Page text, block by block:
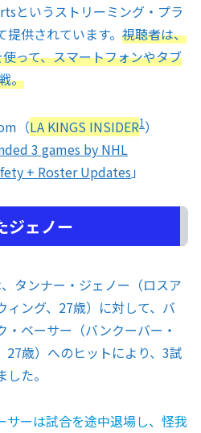
というストリーミング・プラ
供されています。 視聴者は、
って、スマートフォンやタブ
。
（LA KINGS INSIDER1）
3 games by NHL
+ Roster Updates」
ジェノー
タンナー・ジェノー（ロスア
ィング、27歳）に対して、バ
・ベーサー（バンクーバー・
27歳）へのヒットにより、3試
た。
サーは試合を途中退場し、怪我